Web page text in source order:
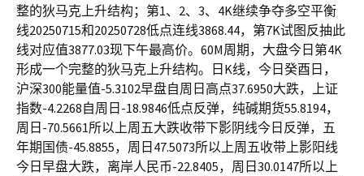
整的狄马克上升结构；第1、2、3、4K继续争夺多空平衡
线20250715和20250728低点连线3868.44，第7K试图反抽此
线对应值3877.03现下午最高价。60M周期，大盘今日第4K
形成一个完整的狄马克上升结构。日K线，今日癸酉日，
沪深300能量值-5.3102早盘自周日高点37.6950大跌，上证
指数-4.2268自周日-18.9846低点反弹，纯碱期货55.8194，
周日-70.5661所以上周五大跌收带下影阴线今日反弹，五
年期国债-45.8855，周日47.5073所以上周五收带上影阳线
今日早盘大跌，离岸人民币-22.8405，周日30.0147所以上